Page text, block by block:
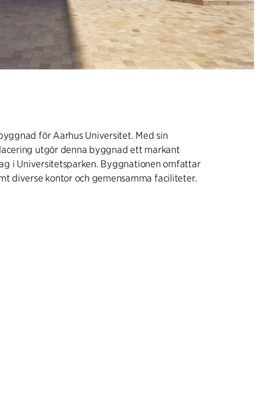
för Aarhus Universitet. Med sin
utgör denna byggnad ett markant
i Universitetsparken. Byggnationen omfattar
diverse kontor och gemensamma faciliteter.